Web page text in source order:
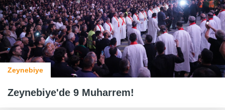
Zeynebiye
Zeynebiye'de 9 Muharrem!